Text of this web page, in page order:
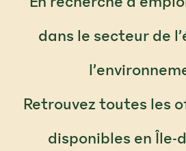
dans le secteur de
Retrouvez toutes les
disponibles en Île-